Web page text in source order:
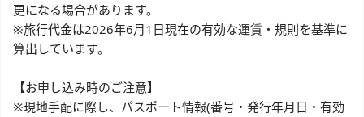
更になる場合があります。
※旅行代金は2026年6月1日現在の有効な運賃・規則を基準に
算出しています。
【お申し込み時のご注意】
※現地手配に際し、パスポート情報(番号・発行年月日・有効